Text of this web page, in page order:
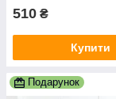
510 ₴
Купити
Подарунок